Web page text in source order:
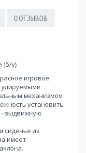
0ОТЗЫВОВ
(б/у).
игровое
механизмом
установить
- выдвижную
сиденье из
имеет